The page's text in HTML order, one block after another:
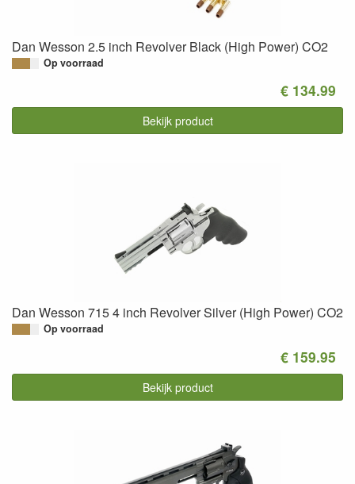
Dan Wesson 2.5 inch Revolver Black (High Power) CO2
Op voorraad
€ 134.99
Bekijk product
Dan Wesson 715 4 inch Revolver Silver (High Power) CO2
Op voorraad
€ 159.95
Bekijk product